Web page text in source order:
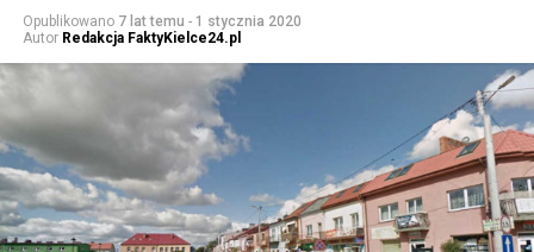
Opublikowano 7 lat temu - 1 stycznia 2020
Autor Redakcja FaktyKielce24.pl